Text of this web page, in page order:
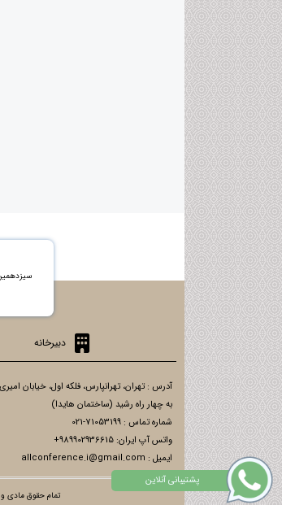
دبیرخانه
آدرس : تهران، تهرانپارس، فلکه اول، خیابان
به چهار راه رشید (ساختمان هایدا)
شماره تماس : 71053199-021
واتس آپ ایران: 989902936615+
ایمیل : allconference.i@gmail.com
تمام حقوق مادی